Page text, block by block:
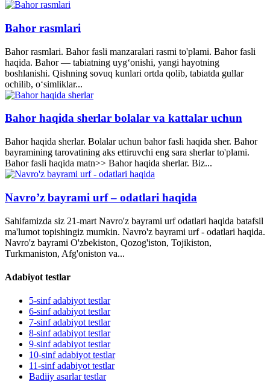
Bahor rasmlari
Bahor rasmlari. Bahor fasli manzaralari rasmi to'plami. Bahor fasli
haqida. Bahor — tabiatning uyg‘onishi, yangi hayotning
boshlanishi. Qishning sovuq kunlari ortda qolib, tabiatda gullar
ochilib, o‘simliklar...
Bahor haqida sherlar bolalar va kattalar uchun
Bahor haqida sherlar. Bolalar uchun bahor fasli haqida sher. Bahor
bayramining tarovatining aks ettiruvchi eng sara sherlar to'plami.
Bahor fasli haqida matn>> Bahor haqida sherlar. Biz...
Navro’z bayrami urf – odatlari haqida
Sahifamizda siz 21-mart Navro'z bayrami urf odatlari haqida batafsil
ma'lumot topishingiz mumkin. Navro'z bayrami urf - odatlari haqida.
Navro'z bayrami O'zbekiston, Qozog'iston, Tojikiston,
Turkmaniston, Afg'oniston va...
Adabiyot testlar
5-sinf adabiyot testlar
6-sinf adabiyot testlar
7-sinf adabiyot testlar
8-sinf adabiyot testlar
9-sinf adabiyot testlar
10-sinf adabiyot testlar
11-sinf adabiyot testlar
Badiiy asarlar testlar